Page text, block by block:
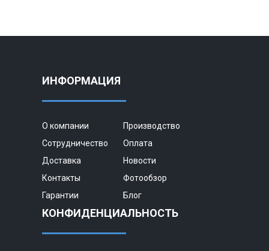
ИНФОРМАЦИЯ
О компании
Производство
Сотрудничество
Оплата
Доставка
Новости
Контакты
Фотообзор
Гарантии
Блог
КОНФИДЕНЦИАЛЬНОСТЬ